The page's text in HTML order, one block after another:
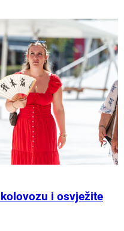
i osvježite